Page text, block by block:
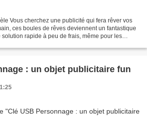
Vous cherchez une publicité qui fera rêver vos
ces boules de rêves deviennent un fantastique
rapide à peu de frais, même pour les
: un objet publicitaire fun